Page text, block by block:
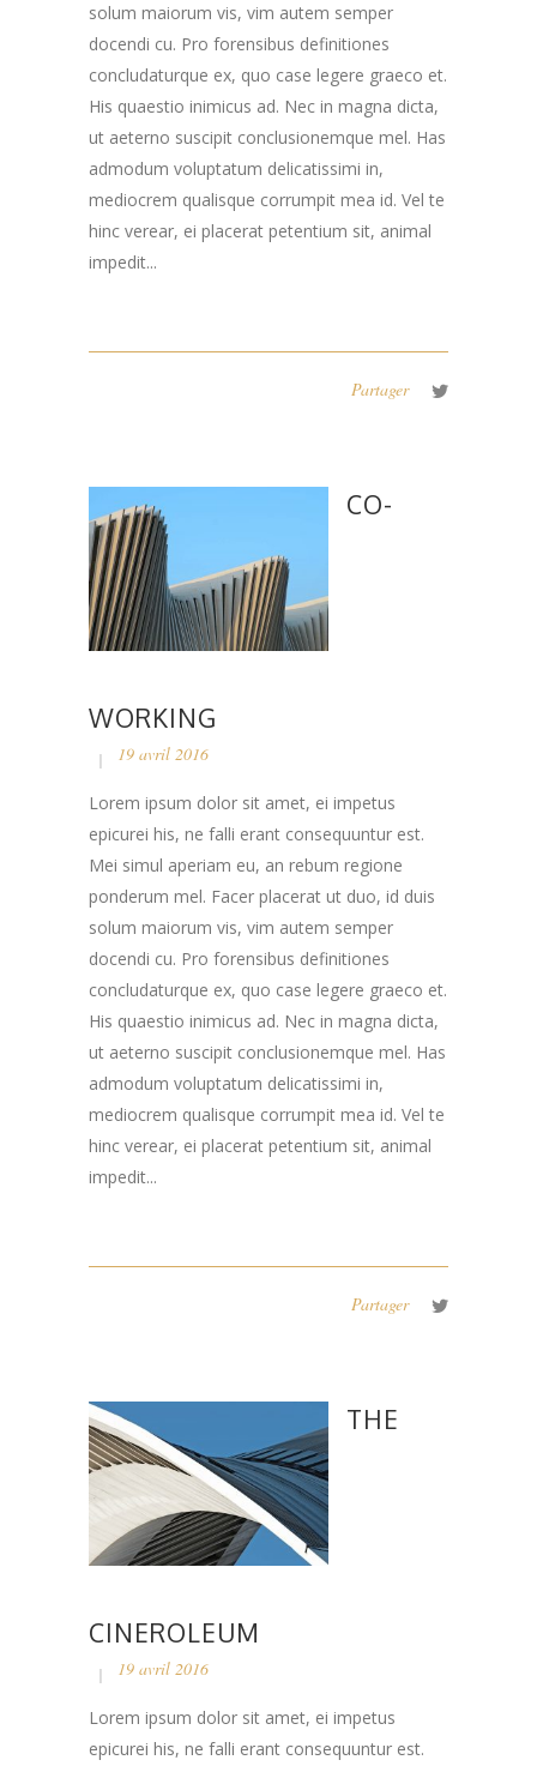
solum maiorum vis, vim autem semper
docendi cu. Pro forensibus definitiones
concludaturque ex, quo case legere graeco et.
His quaestio inimicus ad. Nec in magna dicta,
ut aeterno suscipit conclusionemque mel. Has
admodum voluptatum delicatissimi in,
mediocrem qualisque corrumpit mea id. Vel te
hinc verear, ei placerat petentium sit, animal
impedit...
Partager
CO-
WORKING
19 avril 2016
Lorem ipsum dolor sit amet, ei impetus
epicurei his, ne falli erant consequuntur est.
Mei simul aperiam eu, an rebum regione
ponderum mel. Facer placerat ut duo, id duis
solum maiorum vis, vim autem semper
docendi cu. Pro forensibus definitiones
concludaturque ex, quo case legere graeco et.
His quaestio inimicus ad. Nec in magna dicta,
ut aeterno suscipit conclusionemque mel. Has
admodum voluptatum delicatissimi in,
mediocrem qualisque corrumpit mea id. Vel te
hinc verear, ei placerat petentium sit, animal
impedit...
Partager
THE
CINEROLEUM
19 avril 2016
Lorem ipsum dolor sit amet, ei impetus
epicurei his, ne falli erant consequuntur est.